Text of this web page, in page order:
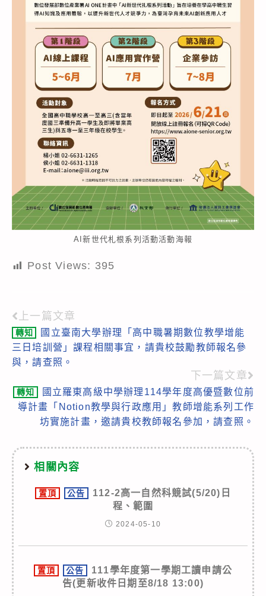
AI新世代札根系列活動活動海報
Post Views: 395
Read
more
articles
上一篇文章
轉知
國立臺南大學辦理「高中職暑期數位教學增能
三日培訓營」課程相關事宜，請貴校鼓勵教師報名參
與，請查照。
下一篇文章
轉知
國立羅東高級中學辦理114學年度高優暨數位前
導計畫「Notion教學與行政應用」教師增能系列工作
坊實施計畫，邀請貴校教師報名參加，請查照。
相關內容
置頂 公告
112-2高一自然科競試(5/20)日
程、範圍
2024-05-10
置頂 公告
111學年度第一學期工讀申請公
告(更新收件日期至8/18 13:00)